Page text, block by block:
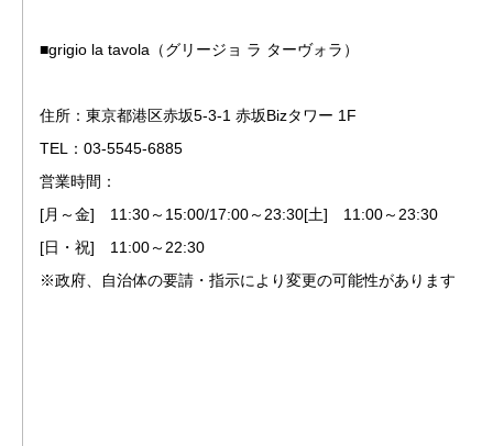
■grigio la tavola（グリージョ ラ ターヴォラ）
住所：東京都港区赤坂5-3-1 赤坂Bizタワー 1F
TEL：03-5545-6885
営業時間：
[月～金] 11:30～15:00/17:00～23:30[土] 11:00～23:30
[日・祝] 11:00～22:30
※政府、自治体の要請・指示により変更の可能性があります